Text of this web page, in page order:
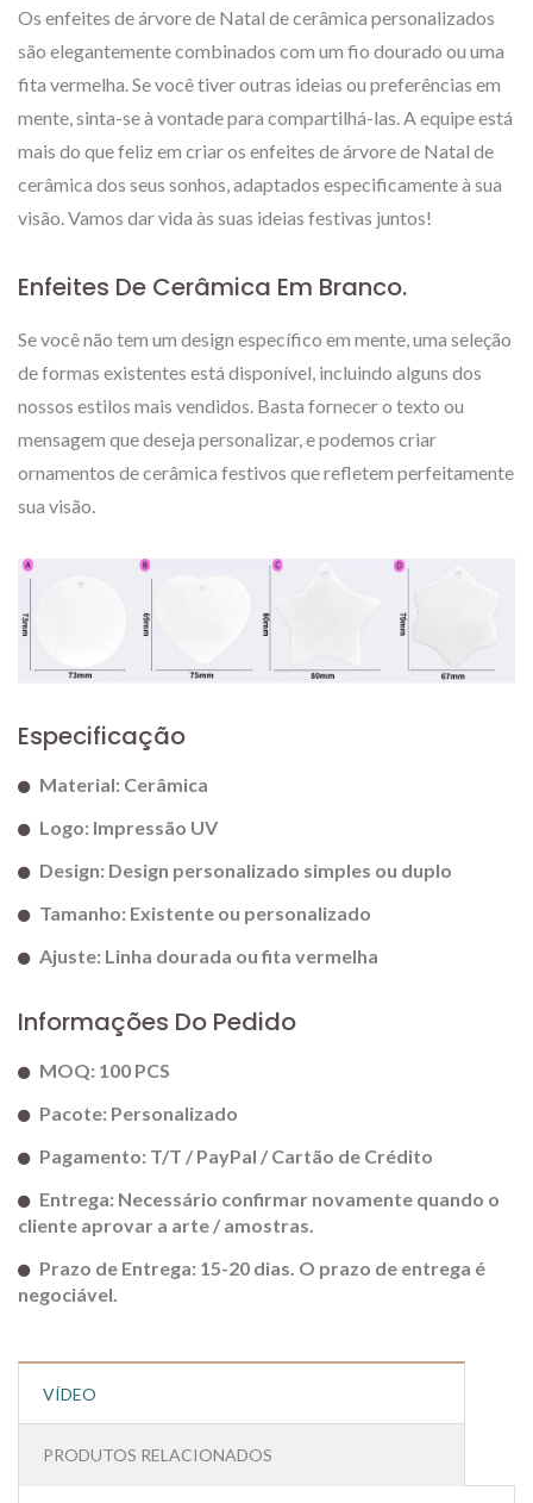
Os enfeites de árvore de Natal de cerâmica personalizados
são elegantemente combinados com um fio dourado ou uma
fita vermelha. Se você tiver outras ideias ou preferências em
mente, sinta-se à vontade para compartilhá-las. A equipe está
mais do que feliz em criar os enfeites de árvore de Natal de
cerâmica dos seus sonhos, adaptados especificamente à sua
visão. Vamos dar vida às suas ideias festivas juntos!
Enfeites De Cerâmica Em Branco.
Se você não tem um design específico em mente, uma seleção
de formas existentes está disponível, incluindo alguns dos
nossos estilos mais vendidos. Basta fornecer o texto ou
mensagem que deseja personalizar, e podemos criar
ornamentos de cerâmica festivos que refletem perfeitamente
sua visão.
Especificação
Material: Cerâmica
Logo: Impressão UV
Design: Design personalizado simples ou duplo
Tamanho: Existente ou personalizado
Ajuste: Linha dourada ou fita vermelha
Informações Do Pedido
MOQ: 100 PCS
Pacote: Personalizado
Pagamento: T/T / PayPal / Cartão de Crédito
Entrega: Necessário confirmar novamente quando o
cliente aprovar a arte / amostras.
Prazo de Entrega: 15-20 dias. O prazo de entrega é
negociável.
VÍDEO
PRODUTOS RELACIONADOS